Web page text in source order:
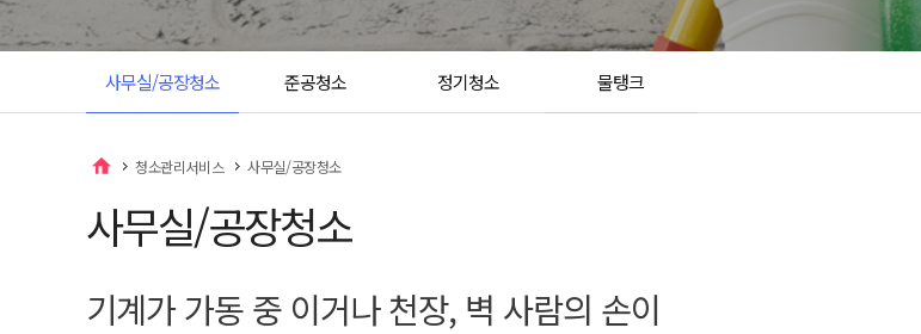
사무실/공장청소 준공청소 정기청소 물탱크
청소관리서비스 사무실/공장청소
사무실/공장청소
​기계가 가동 중 이거나 천장, 벽 사람의 손이